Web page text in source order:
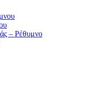
– Ρέθυμνο